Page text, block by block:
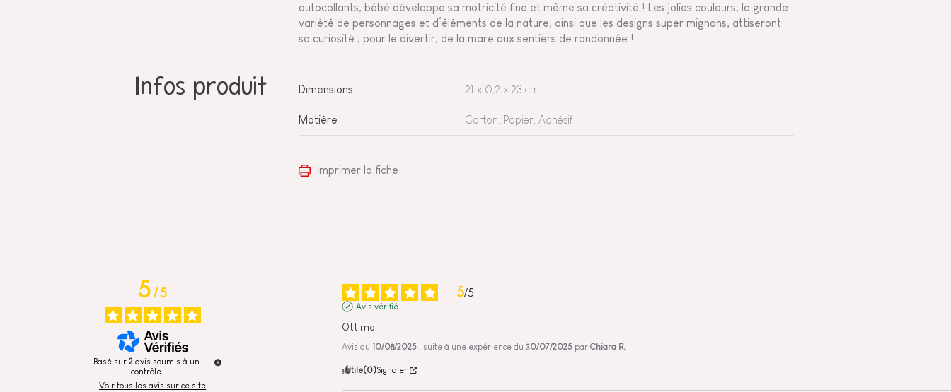
autocollants, bébé développe sa motricité fine et même sa créativité ! Les jolies couleurs, la grande
variété de personnages et d’éléments de la nature, ainsi que les designs super mignons, attiseront
sa curiosité ; pour le divertir, de la mare aux sentiers de randonnée !
Infos produit Dimensions 21 x 0,2 x 23 cm
Matière Carton, Papier, Adhésif
Imprimer la fiche
5/5
Basé sur 2 avis soumis à un
contrôle
Voir tous les avis sur ce site
5/5
Avis vérifié
Ottimo
Avis du 10/08/2025 , suite à une expérience du30/07/2025 parChiara R.
Utile(0)Signaler